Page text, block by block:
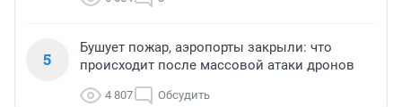
5
Бушует пожар, аэропорты закрыли: что
происходит после массовой атаки дронов
4 807 Обсудить